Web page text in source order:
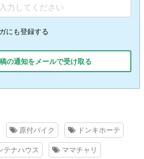
にも登録する
の通知をメールで受け取る
原付バイク ドンキホーテ
テナハウス ママチャリ